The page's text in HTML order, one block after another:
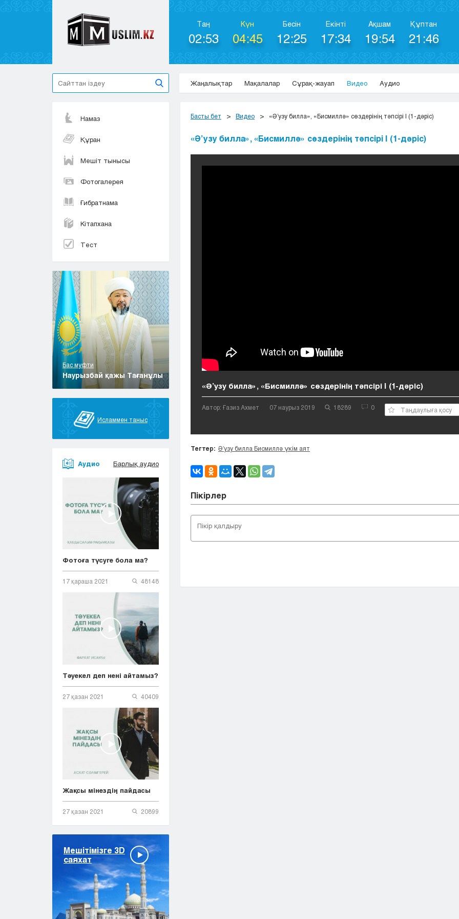
Таң
02:53
Күн
04:45
Бесін
12:25
Екінті
17:34
Ақшам
19:54
Құптан
21:46
Жаңалықтар Мақалалар Сұрақ-жауап Видео Аудио
Намаз
Құран
Мешіт тынысы
Фотогалерея
Ғибратнама
Кітапхана
Тест
Бас муфти
Наурызбай қажы Тағанұлы
Исламмен таныс
Аудио Барлық аудио
Фотоға түсуге бола ма?
17 қараша 2021 48148
Тәуекел деп нені айтамыз?
27 қазан 2021 40409
Жақсы мінездің пайдасы
27 қазан 2021 20899
Мешітімізге 3D
саяхат
Басты бет Видео «Ә’узу билла», «Бисмиллә» сөздерінің тәпсірі | (1-дәріс)
«Ә’узу билла», «Бисмиллә» сөздерінің тәпсірі | (1-дәріс)
«Ә’узу билла», «Бисмиллә» сөздерінің тәпсірі | (1-дәріс)
Автор: Ғазиз Ахмет 07 наурыз 2019 18289 0 Таңдаулыға қосу
Тегтер: Ә’узу билла Бисмиллә үкім аят
Пікірлер